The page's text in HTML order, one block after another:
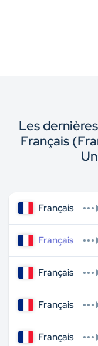
Les
Français
Français
Français
Français
Français
Français